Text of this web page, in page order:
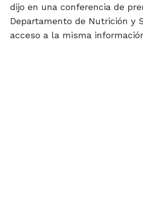
dijo en una conferencia de
Departamento de Nutrición y
acceso a la misma